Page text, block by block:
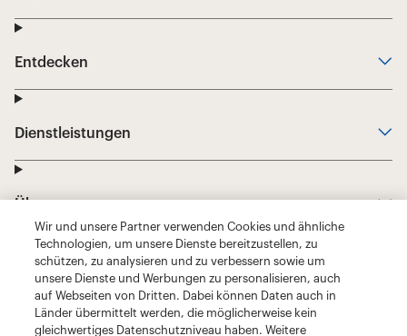
Wir und unsere Partner verwenden Cookies und ähnliche
Technologien, um unsere Dienste bereitzustellen, zu
schützen, zu analysieren und zu verbessern sowie um
unsere Dienste und Werbungen zu personalisieren, auch
auf Webseiten von Dritten. Dabei können Daten auch in
Länder übermittelt werden, die möglicherweise kein
gleichwertiges Datenschutzniveau haben. Weitere